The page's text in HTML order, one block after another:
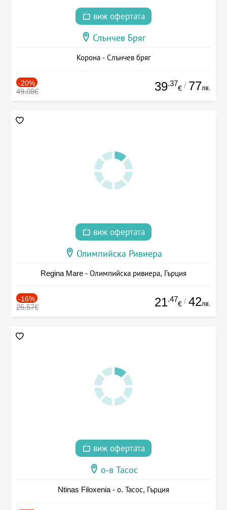
виж офертата
Слънчев Бряг
Корона - Слънчев бряг
-20%
49.08€ 39.37
€ / 77лв.
виж офертата
Олимпийска Ривиера
Regina Mare - Олимпийска ривиера, Гърция
-16%
25.57€ 21.47
€ / 42лв.
виж офертата
о-в Тасос
Ntinas Filoxenia - о. Тасос, Гърция